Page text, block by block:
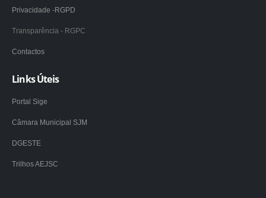
Privacidade -RGPD
Transparência - RGPC
Contactos
Links Úteis
Portal Sige
Câmara Municipal SJM
DGESTE
Trilhos AEJSC